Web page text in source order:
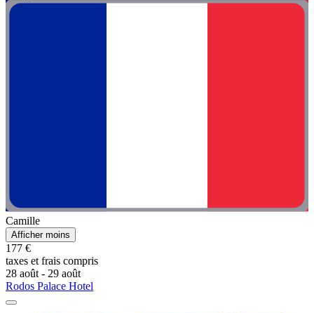
Camille
Afficher moins
177 €
taxes et frais compris
28 août - 29 août
Rodos Palace Hotel